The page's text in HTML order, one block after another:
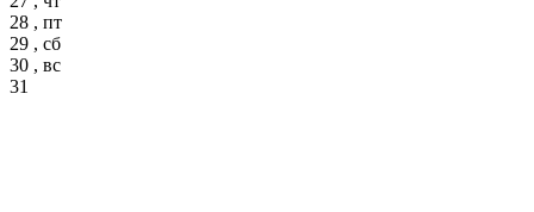
28 , пт
29 , сб
30 , вс
31